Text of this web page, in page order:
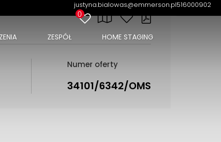
justyna.bialowas@emmerson.pl516000902
0
ZESPÓŁ HOME STAGING
Numer oferty
34101/6342/OMS